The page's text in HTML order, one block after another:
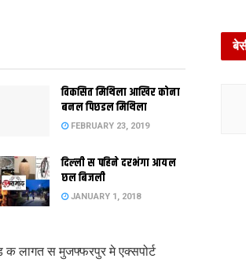
विकसित मिथिला आखिर कोना
बनल पिछडल मिथिला
FEBRUARY 23, 2019
दिल्‍ली स पहिने दरभंगा आयल
छल बिजली
JANUARY 1, 2018
क लागत स मुजफ्फरपुर मे एक्सपोर्ट